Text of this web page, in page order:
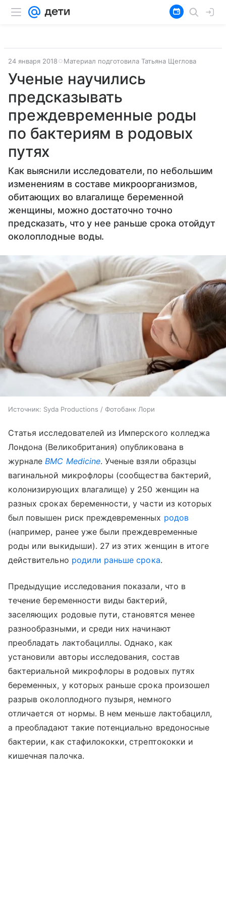
24 января 2018 Материал подготовила Татьяна Щеглова
Ученые научились
предсказывать
преждевременные роды
по бактериям в родовых
путях
Как выяснили исследователи, по небольшим
изменениям в составе микроорганизмов,
обитающих во влагалище беременной
женщины, можно достаточно точно
предсказать, что у нее раньше срока отойдут
околоплодные воды.
Источник: Syda Productions / Фотобанк Лори
Статья исследователей из Имперского колледжа
Лондона (Великобритания) опубликована в
журналеBMC Medicine. Ученые взяли образцы
вагинальной микрофлоры (сообщества бактерий,
колонизирующих влагалище) у 250 женщин на
разных сроках беременности, у части из которых
был повышен риск преждевременных родов
(например, ранее уже были преждевременные
роды или выкидыши). 27 из этих женщин в итоге
действительно родили раньше срока.
Предыдущие исследования показали, что в
течение беременности виды бактерий,
заселяющих родовые пути, становятся менее
разнообразными, и среди них начинают
преобладать лактобациллы. Однако, как
установили авторы исследования, состав
бактериальной микрофлоры в родовых путях
беременных, у которых раньше срока произошел
разрыв околоплодного пузыря, немного
отличается от нормы. В нем меньше лактобацилл,
а преобладают такие потенциально вредоносные
бактерии, как стафилококки, стрептококки и
кишечная палочка.